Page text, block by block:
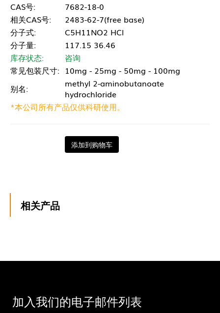
CAS号:
7682-18-0
相关CAS号:
2483-62-7(free base)
分子式:
C5H11NO2 HCl
分子量:
117.15 36.46
库存状态:
咨询
常见包装尺寸: 10mg - 25mg - 50mg - 100mg
别名:
methyl 2-aminobutanoate
hydrochloride
*本公司所有产品仅供科研使用。
添加到购物车
相关产品
加入我们的电子邮件列表